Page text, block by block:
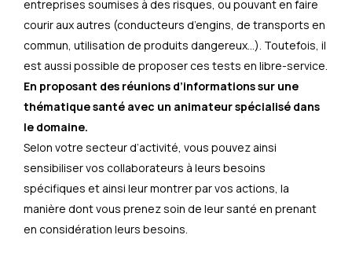
entreprises soumises à des risques, ou pouvant en faire
courir aux autres (conducteurs d’engins, de transports en
commun, utilisation de produits dangereux…). Toutefois, il
est aussi possible de proposer ces tests en libre-service.
En proposant des réunions d’informations sur une
thématique santé avec un animateur spécialisé dans
le domaine.
Selon votre secteur d’activité, vous pouvez ainsi
sensibiliser vos collaborateurs à leurs besoins
spécifiques et ainsi leur montrer par vos actions, la
manière dont vous prenez soin de leur santé en prenant
en considération leurs besoins.